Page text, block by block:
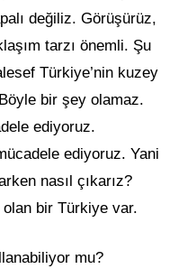
değiliz. Görüşürüz,
tarzı önemli. Şu
Türkiye’nin kuzey
bir şey olamaz.
ediyoruz.
ediyoruz. Yani
nasıl çıkarız?
olan bir Türkiye var.
mu?